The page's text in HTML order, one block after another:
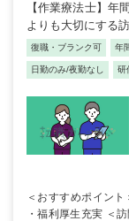
【作業療法士】
よりも大切にする
復職・ブランク可 年
日勤のみ/夜勤なし 研
＜おすすめポイン
・福利厚生充実 ＜